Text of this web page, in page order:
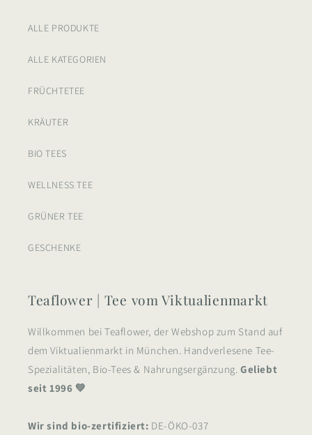
ALLE PRODUKTE
ALLE KATEGORIEN
FRÜCHTETEE
KRÄUTER
BIO TEES
WELLNESS TEE
GRÜNER TEE
GESCHENKE
Teaflower | Tee vom Viktualienmarkt
Willkommen bei Teaflower, der Webshop zum Stand auf
dem Viktualienmarkt in München. Handverlesene Tee-
Spezialitäten, Bio-Tees & Nahrungsergänzung.Geliebt
seit 1996 💚
Wir sind bio-zertifiziert: DE-ÖKO-037